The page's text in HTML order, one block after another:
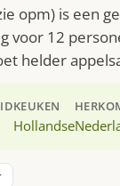
opm) is een
voor 12
helder
KEUKEN
Hollandse